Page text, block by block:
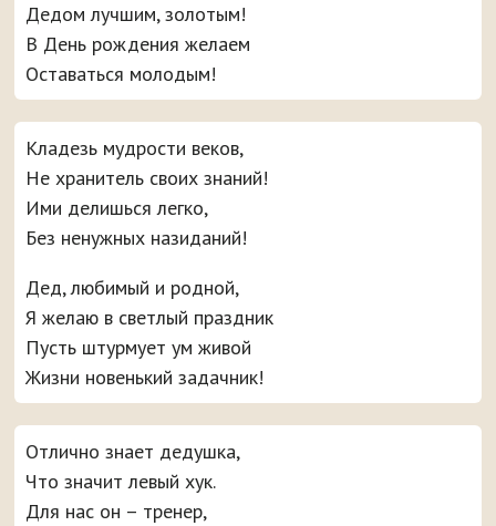
Дедом лучшим, золотым!
В День рождения желаем
Оставаться молодым!
Кладезь мудрости веков,
Не хранитель своих знаний!
Ими делишься легко,
Без ненужных назиданий!
Дед, любимый и родной,
Я желаю в светлый праздник
Пусть штурмует ум живой
Жизни новенький задачник!
Отлично знает дедушка,
Что значит левый хук.
Для нас он – тренер,